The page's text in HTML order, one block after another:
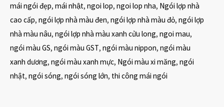
mái ngói đẹp, mái nhật, ngoi lop, ngoi lop nha, Ngói lợp nhà
cao cấp, ngói lợp nhà màu đen, ngói lợp nhà màu đỏ, ngói lợp
nhà màu nâu, ngói lợp nhà màu xanh cửu long, ngoi mau,
ngói màu GS, ngói màu GST, ngói màu nippon, ngói màu
xanh dương, ngói màu xanh mực, Ngói màu xi măng, ngói
nhật, ngói sóng, ngói sóng lớn, thi công mái ngói